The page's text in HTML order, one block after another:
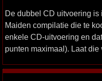
De dubbel CD uitvoering is
Maiden compilatie die te
enkele CD-uitvoering en
punten maximaal). Laat